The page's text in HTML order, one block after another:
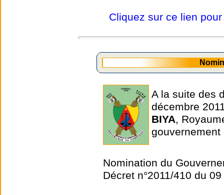
Cliquez sur ce lien
A la suite des
décembre
BIYA,
Nomination du
Décret n°2011/410 du